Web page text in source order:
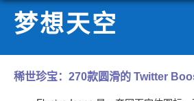
梦想天空
稀世珍宝：270款圆滑的 Twitter